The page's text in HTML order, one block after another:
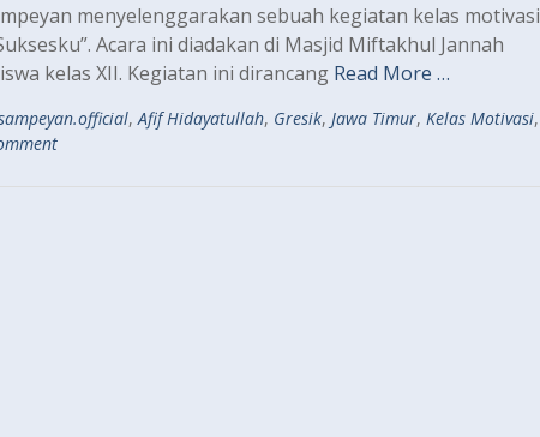
menyelenggarakan sebuah kegiatan kelas motivasi
Acara ini diadakan di Masjid Miftakhul Jannah
kelas XII. Kegiatan ini dirancang Read More …
, Afif Hidayatullah, Gresik, Jawa Timur, Kelas Motivasi,